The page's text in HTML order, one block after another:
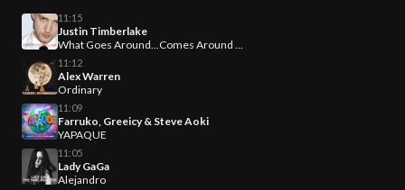
11:15
Justin Timberlake
What Goes Around...Comes Around ...
11:12
Alex Warren
Ordinary
11:09
Farruko, Greeicy & Steve Aoki
YAPAQUE
11:05
Lady GaGa
Alejandro